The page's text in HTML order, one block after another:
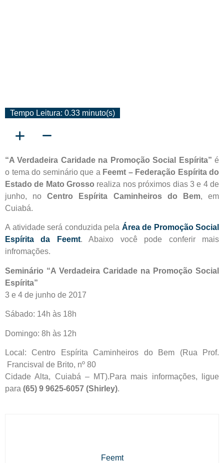
Tempo Leitura: 0.33 minuto(s)
“A Verdadeira Caridade na Promoção Social Espírita” é
o tema do seminário que a Feemt – Federação Espírita do
Estado de Mato Grosso realiza nos próximos dias 3 e 4 de
junho, noCentro Espírita Caminheiros do Bem, em
Cuiabá.
A atividade será conduzida pela Área de Promoção Social
Espírita da Feemt. Abaixo você pode conferir mais
infromações.
Seminário “A Verdadeira Caridade na Promoção Social
Espírita”
3 e 4 de junho de 2017
Sábado: 14h às 18h
Domingo: 8h às 12h
Local: Centro Espírita Caminheiros do Bem (Rua Prof.
Francisval de Brito, nº 80
Cidade Alta, Cuiabá – MT).Para mais informações, ligue
para (65) 9 9625-6057 (Shirley).
Feemt